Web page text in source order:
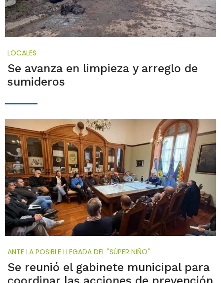
LOCALES
Se avanza en limpieza y arreglo de
sumideros
ANTE LA POSIBLE LLEGADA DEL "SÚPER NIÑO"
Se reunió el gabinete municipal para